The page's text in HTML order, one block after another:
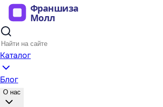
Каталог
Блог
О нас